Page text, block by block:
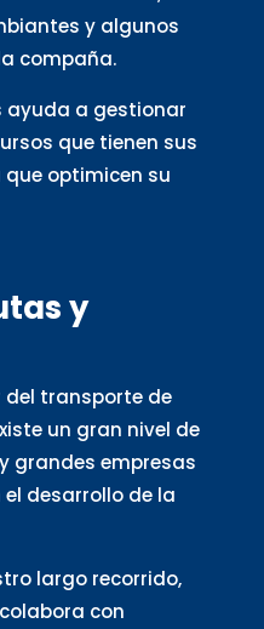
y algunos
compaña.
ayuda a gestionar
que tienen sus
optimicen su
y
del transporte de
un gran nivel de
grandes empresas
desarrollo de la
largo recorrido,
con